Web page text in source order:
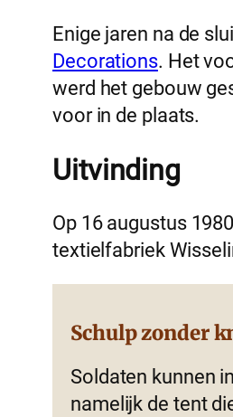
Enige jaren na de
Decorations. Het
werd het gebouw
voor in de plaats.
Uitvinding
Op 16 augustus
textielfabriek
Schulp zonder
Soldaten kunnen
namelijk de tent